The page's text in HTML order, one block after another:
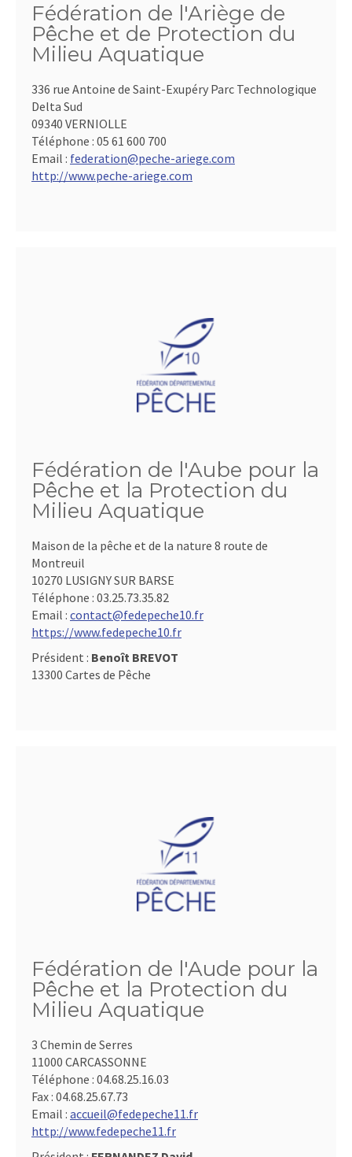
Fédération de l'Ariège de
Pêche et de Protection du
Milieu Aquatique
336 rue Antoine de Saint-Exupéry Parc Technologique
Delta Sud
09340 VERNIOLLE
Téléphone : 05 61 600 700
Email : federation@peche-ariege.com
http://www.peche-ariege.com
Fédération de l'Aube pour la
Pêche et la Protection du
Milieu Aquatique
Maison de la pêche et de la nature 8 route de
Montreuil
10270 LUSIGNY SUR BARSE
Téléphone : 03.25.73.35.82
Email : contact@fedepeche10.fr
https://www.fedepeche10.fr
Président : Benoît BREVOT
13300 Cartes de Pêche
Fédération de l'Aude pour la
Pêche et la Protection du
Milieu Aquatique
3 Chemin de Serres
11000 CARCASSONNE
Téléphone : 04.68.25.16.03
Fax : 04.68.25.67.73
Email : accueil@fedepeche11.fr
http://www.fedepeche11.fr